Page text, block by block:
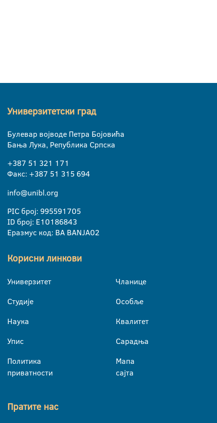
Универзитетски град
Булевар војводе Петра Бојовића
Бања Лука, Република Српска
+387 51 321 171
Факс: +387 51 315 694
info@unibl.org
PIC број: 995591705
ID број: E10186843
Еразмус код: BA BANJA02
Корисни линкови
Универзитет
Студије
Наука
Упис
Политика
приватности
Чланице
Особље
Квалитет
Сарадња
Мапа
сајта
Пратите нас